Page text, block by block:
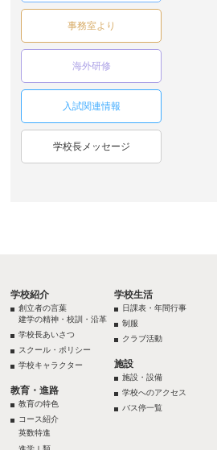
事務室より
海外研修
入試関連情報
学校長メッセージ
学校紹介
創立者の言葉
建学の精神・校訓・沿革
学校長あいさつ
スクール・ポリシー
学校キャラクター
教育・進路
教育の特色
コース紹介
英数特進
学校生活
日課表・年間行事
制服
クラブ活動
施設
施設・設備
学校へのアクセス
バス停一覧